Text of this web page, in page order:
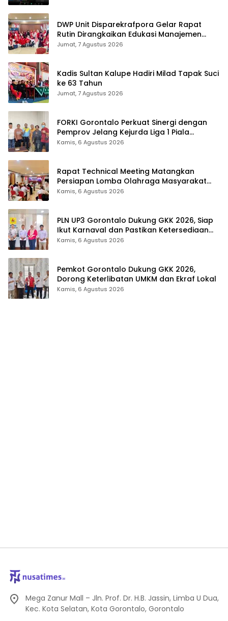
DWP Unit Disparekrafpora Gelar Rapat
Rutin Dirangkaikan Edukasi Manajemen
Stres
Jumat, 7 Agustus 2026
Kadis Sultan Kalupe Hadiri Milad Tapak Suci
ke 63 Tahun
Jumat, 7 Agustus 2026
FORKI Gorontalo Perkuat Sinergi dengan
Pemprov Jelang Kejurda Liga 1 Piala
Gubernur 2026
Kamis, 6 Agustus 2026
Rapat Technical Meeting Matangkan
Persiapan Lomba Olahraga Masyarakat
Tingkat Provinsi Gorontalo
Kamis, 6 Agustus 2026
PLN UP3 Gorontalo Dukung GKK 2026, Siap
Ikut Karnaval dan Pastikan Ketersediaan
Listrik
Kamis, 6 Agustus 2026
Pemkot Gorontalo Dukung GKK 2026,
Dorong Keterlibatan UMKM dan Ekraf Lokal
Kamis, 6 Agustus 2026
Mega Zanur Mall – Jln. Prof. Dr. H.B. Jassin, Limba U Dua,
Kec. Kota Selatan, Kota Gorontalo, Gorontalo